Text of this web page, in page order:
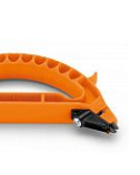
В наличии